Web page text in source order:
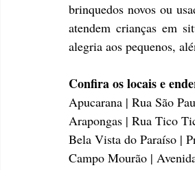
brinquedos novos ou
atendem crianças em
alegria aos pequenos,
Confira os locais e
Apucarana | Rua São
Arapongas | Rua Tico
Bela Vista do Paraíso |
Campo Mourão |